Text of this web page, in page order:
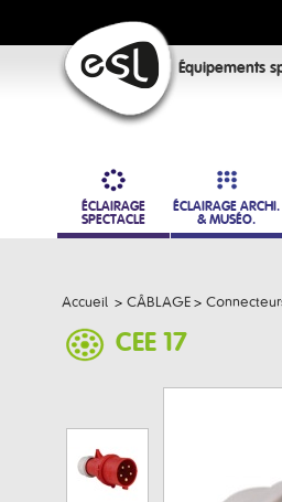
Équipements
ÉCLAIRAGE
SPECTACLE
ÉCLAIRAGE ARCHI.
& MUSÉO.
Accueil > CÂBLAGE >
CEE 17